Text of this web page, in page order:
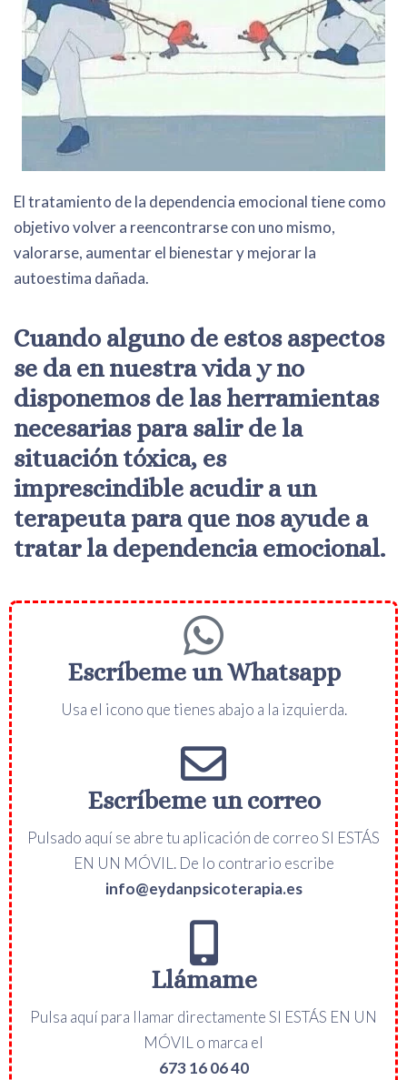
El tratamiento de la dependencia emocional tiene como
objetivo volver a reencontrarse con uno mismo,
valorarse, aumentar el bienestar y mejorar la
autoestima dañada.
Cuando alguno de estos aspectos
se da en nuestra vida y no
disponemos de las herramientas
necesarias para salir de la
situación tóxica, es
imprescindible acudir a un
terapeuta para que nos ayude a
tratar la dependencia emocional.
Escríbeme un Whatsapp
Usa el icono que tienes abajo a la izquierda.
Escríbeme un correo
Pulsado aquí se abre tu aplicación de correo SI ESTÁS
EN UN MÓVIL. De lo contrario escribe
info@eydanpsicoterapia.es
Llámame
Pulsa aquí para llamar directamente SI ESTÁS EN UN
MÓVIL o marca el
673 16 06 40